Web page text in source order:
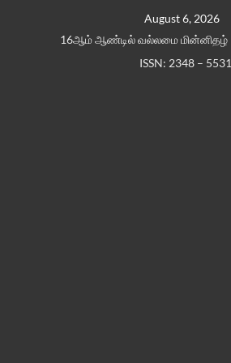
August 6, 2026
16ஆம் ஆண்டில் வல்லமை மின்னிதழ்
ISSN: 2348 – 5531